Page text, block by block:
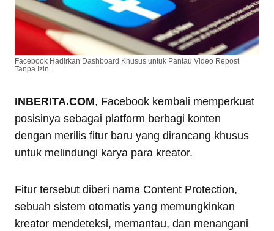
Facebook Hadirkan Dashboard Khusus untuk Pantau Video Repost
Tanpa Izin.
INBERITA.COM, Facebook kembali memperkuat
posisinya sebagai platform berbagi konten
dengan merilis fitur baru yang dirancang khusus
untuk melindungi karya para kreator.
Fitur tersebut diberi nama Content Protection,
sebuah sistem otomatis yang memungkinkan
kreator mendeteksi, memantau, dan menangani